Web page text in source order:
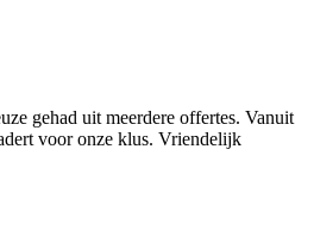
gehad uit meerdere offertes. Vanuit
voor onze klus. Vriendelijk